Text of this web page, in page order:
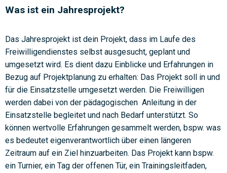
Was ist ein Jahresprojekt?
Das Jahresprojekt ist dein Projekt, dass im Laufe des
Freiwilligendienstes selbst ausgesucht, geplant und
umgesetzt wird. Es dient dazu Einblicke und Erfahrungen in
Bezug auf Projektplanung zu erhalten: Das Projekt soll in und
für die Einsatzstelle umgesetzt werden. Die Freiwilligen
werden dabei von der pädagogischen Anleitung in der
Einsatzstelle begleitet und nach Bedarf unterstützt. So
können wertvolle Erfahrungen gesammelt werden, bspw. was
es bedeutet eigenverantwortlich über einen längeren
Zeitraum auf ein Ziel hinzuarbeiten. Das Projekt kann bspw.
ein Turnier, ein Tag der offenen Tür, ein Trainingsleitfaden,